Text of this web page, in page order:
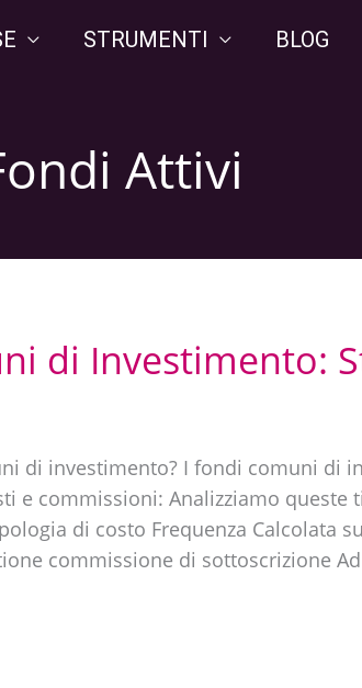
STRUMENTI BLOG
Attivi
di Investimento:
di investimento? I fondi comuni di
e commissioni: Analizziamo queste
di costo Frequenza Calcolata
commissione di sottoscrizione